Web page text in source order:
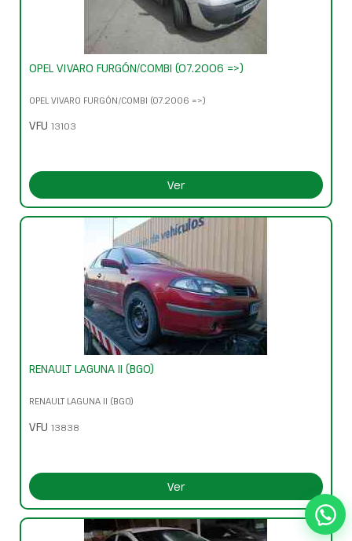
OPEL VIVARO FURGÓN/COMBI (07.2006 =>)
OPEL VIVARO FURGÓN/COMBI (07.2006 =>)
VFU 13103
Ver
RENAULT LAGUNA II (BG0)
RENAULT LAGUNA II (BG0)
VFU 13838
Ver